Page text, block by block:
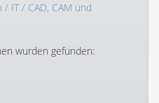
/ IT/ CAD, CAM und
wurden gefunden: